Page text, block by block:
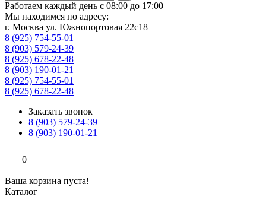
Работаем каждый день с 08:00 до 17:00
Мы находимся по адресу:
г. Москва ул. Южнопортовая 22с18
8 (925) 754-55-01
8 (903) 579-24-39
8 (925) 678-22-48
8 (903) 190-01-21
8 (925) 754-55-01
8 (925) 678-22-48
Заказать звонок
8 (903) 579-24-39
8 (903) 190-01-21
0
Ваша корзина пуста!
Каталог